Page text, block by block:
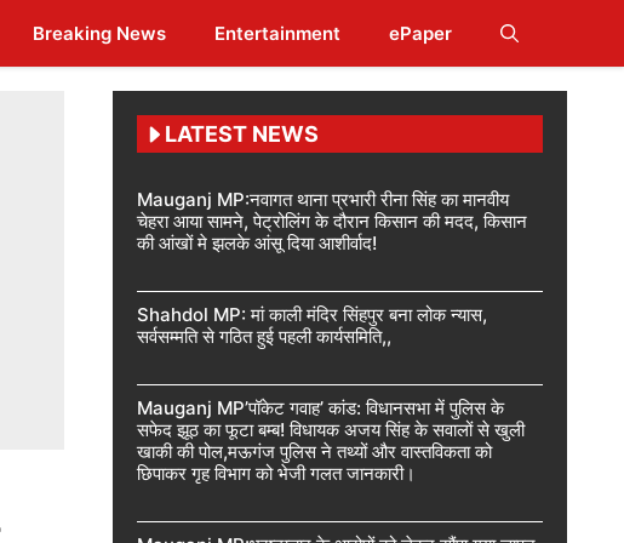
Breaking News Entertainment ePaper
LATEST NEWS
Mauganj MP:नवागत थाना प्रभारी रीना सिंह का मानवीय
चेहरा आया सामने, पेट्रोलिंग के दौरान किसान की मदद, किसान
की आंखों मे झलके आंसू दिया आशीर्वाद!
Shahdol MP: मां काली मंदिर सिंहपुर बना लोक न्यास,
सर्वसम्मति से गठित हुई पहली कार्यसमिति,,
Mauganj MP’पॉकेट गवाह’ कांड: विधानसभा में पुलिस के
सफेद झूठ का फूटा बम्ब! विधायक अजय सिंह के सवालों से खुली
खाकी की पोल,मऊगंज पुलिस ने तथ्यों और वास्तविकता को
छिपाकर गृह विभाग को भेजी गलत जानकारी।